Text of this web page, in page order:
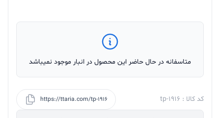
متاسفانه در حال حاضر این محصول در انبار موجود نمیباشد
کد کالا : tp-1916 https://ttaria.com/tp-1916